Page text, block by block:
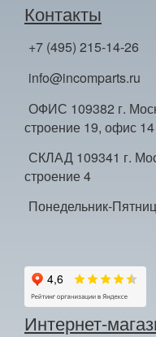
Контакты
+7 (495) 215-14-26
info@incomparts.ru
ОФИС 109382 г.
строение 19, офис 14
СКЛАД 109341 г.
строение 4
Понедельник-
Интернет-